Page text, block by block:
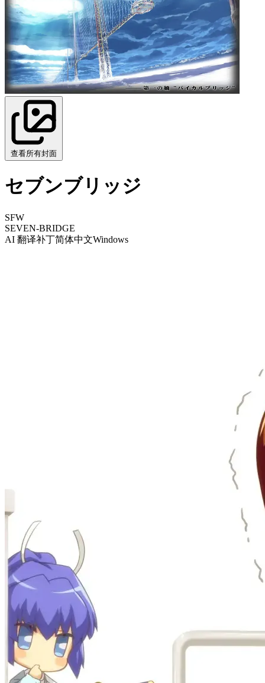
查看所有封面
セブンブリッジ
SFW
SEVEN-BRIDGE
AI 翻译补丁简体中文Windows